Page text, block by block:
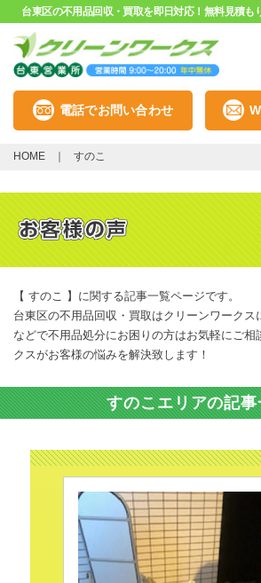
台東区の不用品回収・買取を即日対応！無料見積も
電話でお問い合わせ
HOME すのこ
【 すのこ 】に関する記事一覧ページです。
台東区の不用品回収・買取はクリーンワークス
などで不用品処分にお困りの方はお気軽にご相
クスがお客様の悩みを解決致します！
すのこエリアの記